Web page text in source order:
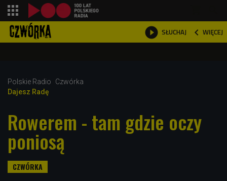
 SŁUCHAJ  WIĘCEJ

Polskie Radio
Czwórka
Dajesz Radę
Rowerem - tam gdzie oczy
poniosą